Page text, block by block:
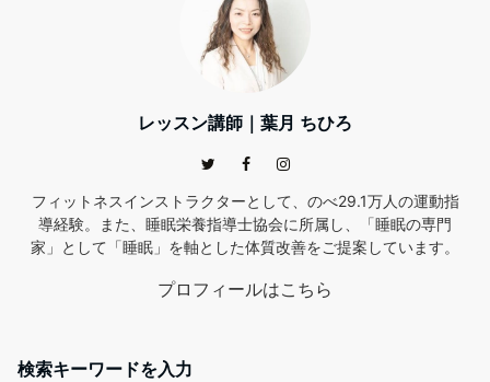
レッスン講師｜葉月 ちひろ
フィットネスインストラクターとして、のべ29.1万人の運動指
導経験。また、睡眠栄養指導士協会に所属し、「睡眠の専門
家」として「睡眠」を軸とした体質改善をご提案しています。
プロフィールはこちら
検索キーワードを入力